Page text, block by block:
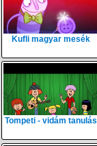
Kufli magyar mesék
Tompeti - vidám tanulás